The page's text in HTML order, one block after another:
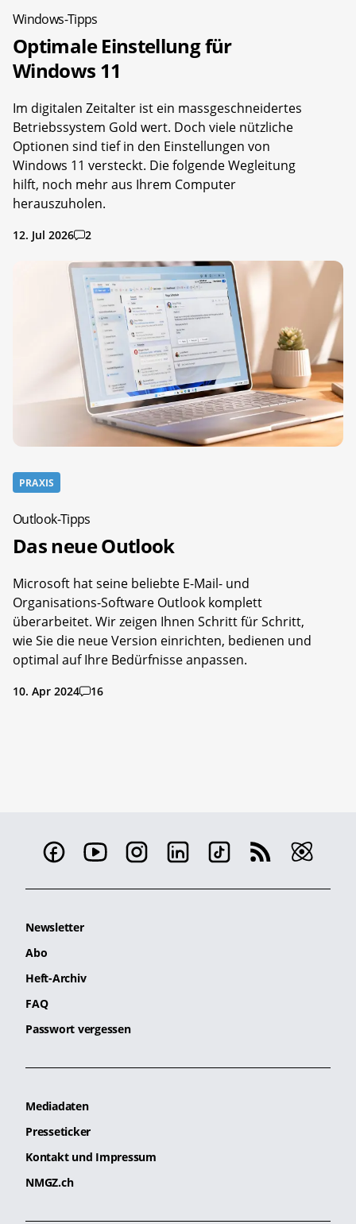
Windows-Tipps
Optimale Einstellung für
Windows 11
Im digitalen Zeitalter ist ein massgeschneidertes
Betriebssystem Gold wert. Doch viele nützliche
Optionen sind tief in den Einstellungen von
Windows 11 versteckt. Die folgende Wegleitung
hilft, noch mehr aus Ihrem Computer
herauszuholen.
12. Jul 2026 2
PRAXIS
Outlook-Tipps
Das neue Outlook
Microsoft hat seine beliebte E-Mail- und
Organisations-Software Outlook komplett
überarbeitet. Wir zeigen Ihnen Schritt für Schritt,
wie Sie die neue Version einrichten, bedienen und
optimal auf Ihre Bedürfnisse anpassen.
10. Apr 2024 16
Newsletter
Abo
Heft-Archiv
FAQ
Passwort vergessen
Mediadaten
Presseticker
Kontakt und Impressum
NMGZ.ch